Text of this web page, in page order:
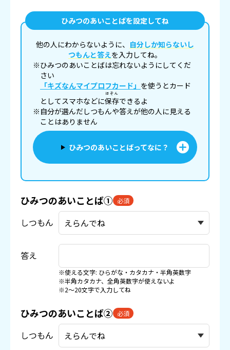
ひみつのあいことばを設定してね
他の人にわからないように、 自分しか知らないし
つもんと答えを入力してね。
※ひみつのあいことばは忘れないようにしてくだ
さい
「キズなんマイプロフカード」 を使うとカード
としてスマホなどに保存
ほぞん
できるよ
※自分が選んだしつもんや答えが他の人に見える
ことはありません
ひみつのあいことばってなに？
ひみつのあいことば① 必須
しつもん
答え
※使える文字: ひらがな・カタカナ・半角英数字
※半角カタカナ、全角英数字が使えないよ
※2〜20文字で入力してね
ひみつのあいことば② 必須
しつもん